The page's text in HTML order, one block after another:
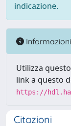
indicazione.
Informazioni
Utilizza
link a questo
https://
Citazioni